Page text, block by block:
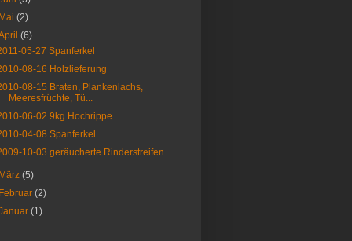
(2)
(6)
05-27 Spanferkel
08-16 Holzlieferung
08-15 Braten, Plankenlachs,
Meeresfrüchte, Tü...
06-02 9kg Hochrippe
04-08 Spanferkel
10-03 geräucherte Rinderstreifen
(5)
(2)
(1)